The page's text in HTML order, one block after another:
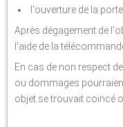
l'ouverture de la
Après dégagement de
l'aide de la
En cas de non respect
ou dommages
objet se trouvait coincé